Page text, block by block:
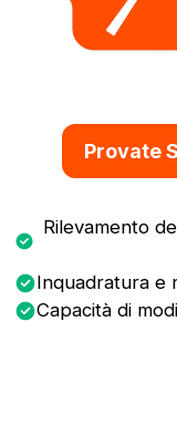
Provate
Rilevamento
Inquadratura e
Capacità di